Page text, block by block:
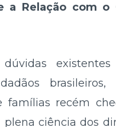
a Relação com o
existentes
brasileiros,
famílias recém
plena ciência dos